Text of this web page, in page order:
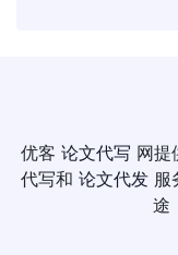
优客 论文代写 网提
代写和 论文代发 服
途